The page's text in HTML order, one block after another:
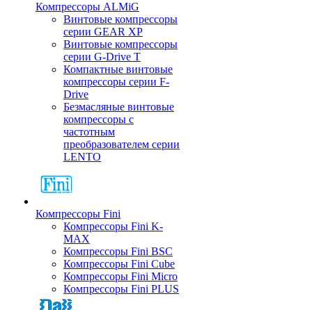
Компрессоры ALMiG
Винтовые компрессоры
серии GEAR XP
Винтовые компрессоры
серии G-Drive T
Компактные винтовые
компрессоры серии F-
Drive
Безмасляные винтовые
компрессоры с
частотным
преобразователем серии
LENTO
Компрессоры Fini
Компрессоры Fini K-
MAX
Компрессоры Fini BSC
Компрессоры Fini Cube
Компрессоры Fini Micro
Компрессоры Fini PLUS